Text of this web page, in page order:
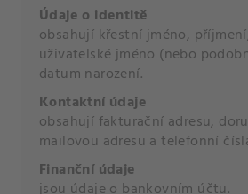
Údaje o identitě
obsahují křestní jméno,
uživatelské jméno (nebo
datum narození.
Kontaktní údaje
obsahují fakturační adresu,
mailovou adresu a telefonní
Finanční údaje